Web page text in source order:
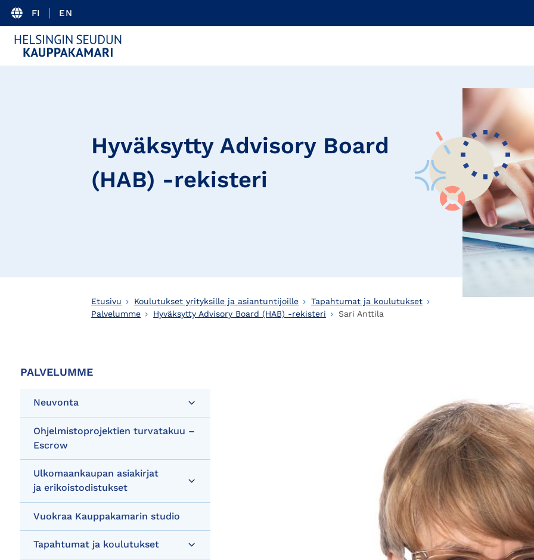
FI EN
Hyväksytty Advisory Board
(HAB) -rekisteri
Etusivu Koulutukset yrityksille ja asiantuntijoille
Tapahtumat ja koulutukset
Palvelumme
Hyväksytty Advisory Board (HAB) -rekisteri Sari Anttila
PALVELUMME
Neuvonta
Ohjelmistoprojektien turvatakuu –
Escrow
Ulkomaankaupan asiakirjat
ja erikoistodistukset
Vuokraa Kauppakamarin studio
Tapahtumat ja koulutukset